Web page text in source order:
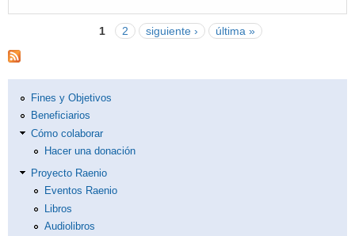
Juan
Páginas
1 2 siguiente › última »
Fines y Objetivos
Beneficiarios
Cómo colaborar
Hacer una donación
Proyecto Raenio
Eventos Raenio
Libros
Audiolibros